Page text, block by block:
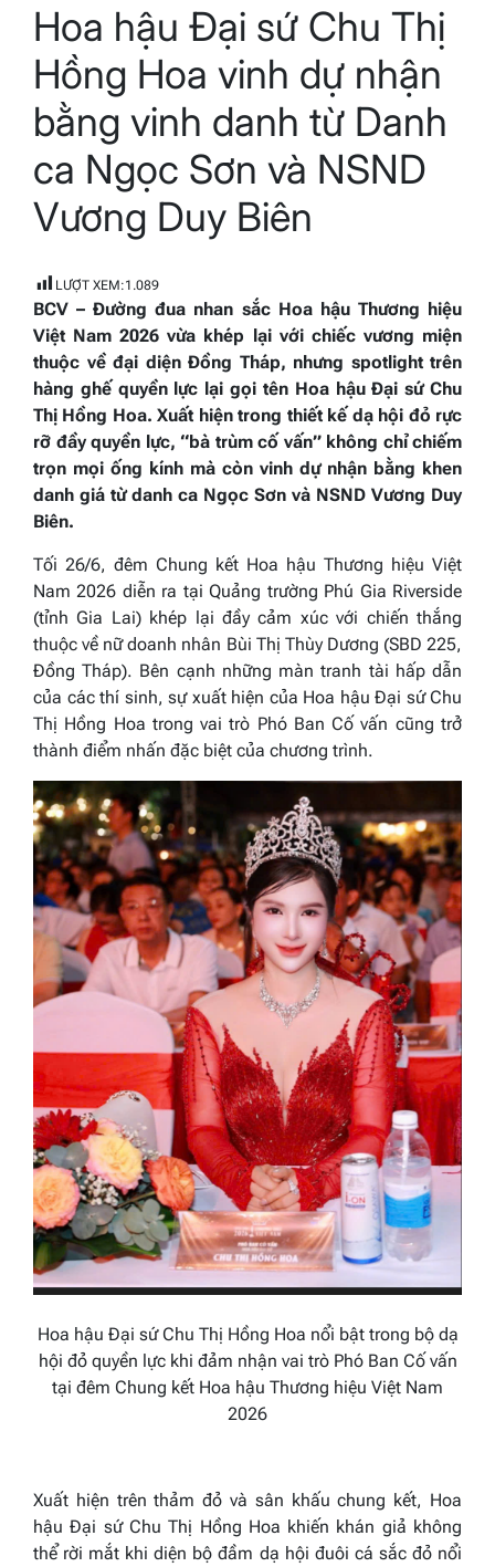
read
Hoa hậu Đại sứ Chu Thị
Hồng Hoa vinh dự nhận
bằng vinh danh từ Danh
ca Ngọc Sơn và NSND
Vương Duy Biên
LƯỢT XEM:1.089
BCV – Đường đua nhan sắc Hoa hậu Thương hiệu
Việt Nam 2026 vừa khép lại với chiếc vương miện
thuộc về đại diện Đồng Tháp, nhưng spotlight trên
hàng ghế quyền lực lại gọi tên Hoa hậu Đại sứ Chu
Thị Hồng Hoa. Xuất hiện trong thiết kế dạ hội đỏ rực
rỡ đầy quyền lực, “bà trùm cố vấn” không chỉ chiếm
trọn mọi ống kính mà còn vinh dự nhận bằng khen
danh giá từ danh ca Ngọc Sơn và NSND Vương Duy
Biên.
Tối 26/6, đêm Chung kết Hoa hậu Thương hiệu Việt
Nam 2026 diễn ra tại Quảng trường Phú Gia Riverside
(tỉnh Gia Lai) khép lại đầy cảm xúc với chiến thắng
thuộc về nữ doanh nhân Bùi Thị Thùy Dương (SBD 225,
Đồng Tháp). Bên cạnh những màn tranh tài hấp dẫn
của các thí sinh, sự xuất hiện của Hoa hậu Đại sứ Chu
Thị Hồng Hoa trong vai trò Phó Ban Cố vấn cũng trở
thành điểm nhấn đặc biệt của chương trình.
Hoa hậu Đại sứ Chu Thị Hồng Hoa nổi bật trong bộ dạ
hội đỏ quyền lực khi đảm nhận vai trò Phó Ban Cố vấn
tại đêm Chung kết Hoa hậu Thương hiệu Việt Nam
2026
Xuất hiện trên thảm đỏ và sân khấu chung kết, Hoa
hậu Đại sứ Chu Thị Hồng Hoa khiến khán giả không
thể rời mắt khi diện bộ đầm dạ hội đuôi cá sắc đỏ nổi